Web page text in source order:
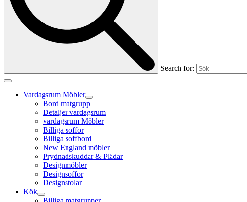
Search for:
Vardagsrum Möbler
Bord matgrupp
Detaljer vardagsrum
vardagsrum Möbler
Billiga soffor
Billiga soffbord
New England möbler
Prydnadskuddar & Plädar
Designmöbler
Designsoffor
Designstolar
Kök
Billiga matgrupper